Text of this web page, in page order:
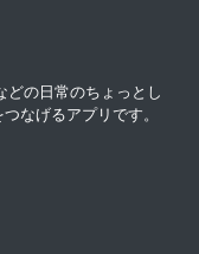
の日常のちょっとし
なげるアプリです。